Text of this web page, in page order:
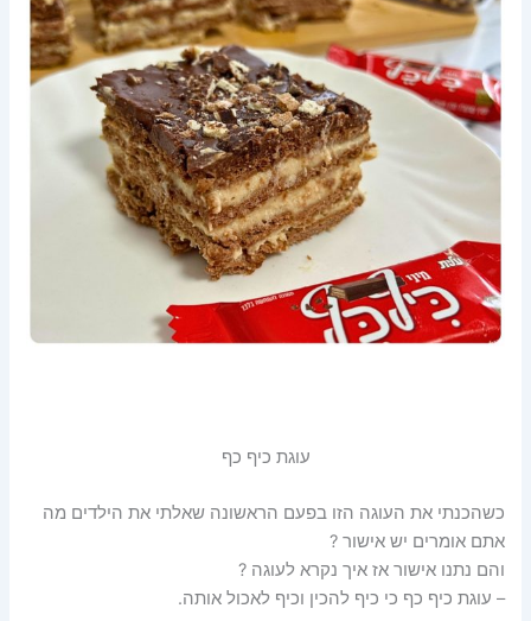
עוגת כיף כף
כשהכנתי את העוגה הזו בפעם הראשונה שאלתי את הילדים מה
אתם אומרים יש אישור ?
והם נתנו אישור אז איך נקרא לעוגה ?
– עוגת כיף כף כי כיף להכין וכיף לאכול אותה.